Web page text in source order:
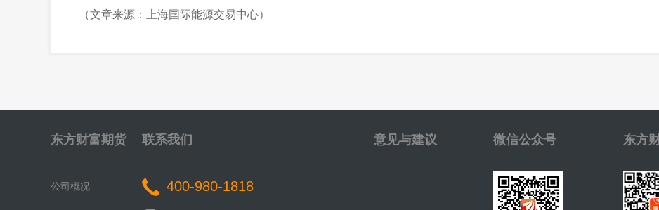
（文章来源：上海国际能源交易中心）
东方财富期货
公司概况
联系我们
400-980-1818
意见与建议 微信公众号 东方